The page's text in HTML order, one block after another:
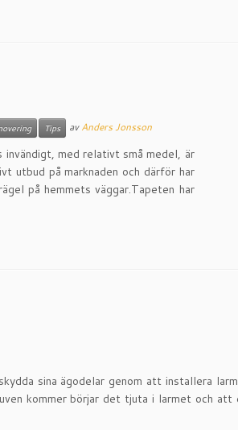
Tips avAnders Jonsson
med relativt små medel, är
utbud på marknaden och därför har
på hemmets väggar.Tapeten har
sina ägodelar genom att installera
kommer börjar det tjuta i larmet och att